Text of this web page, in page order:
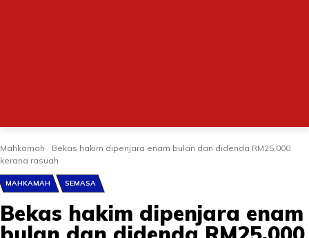
Mahkamah
Bekas hakim dipenjara enam bulan dan didenda RM25,000
kerana rasuah
MAHKAMAH SEMASA
Bekas hakim dipenjara enam